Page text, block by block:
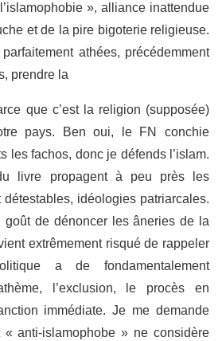
», alliance inattendue
et de la pire bigoterie religieuse.
athées, précédemment
prendre la
que c’est la religion (supposée)
pays. Ben oui, le FN conchie
les fachos, donc je défends l’islam.
livre propagent à peu près les
détestables, idéologies patriarcales.
de dénoncer les âneries de la
extrêmement risqué de rappeler
a de fondamentalement
l’exclusion, le procès en
immédiate. Je me demande
anti-islamophobe » ne considère